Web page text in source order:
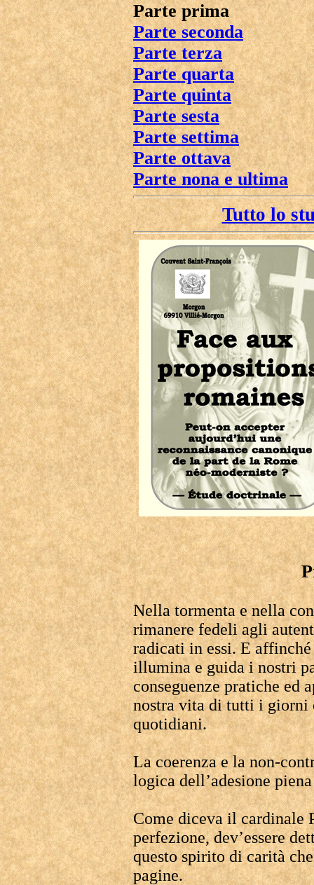
Parte prima
Parte seconda
Parte terza
Parte quarta
Parte quinta
Parte sesta
Parte settima
Parte ottava
Parte nona e ultima
Tutto lo
Nella tormenta e nella
rimanere fedeli agli
radicati in essi. E
illumina e guida i nostri
conseguenze pratiche ed
nostra vita di tutti i giorni
quotidiani.
La coerenza e la non-
logica dell’adesione
Come diceva il cardinale
perfezione, dev’essere
questo spirito di carità
pagine.